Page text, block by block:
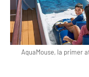
AquaMouse, la primer